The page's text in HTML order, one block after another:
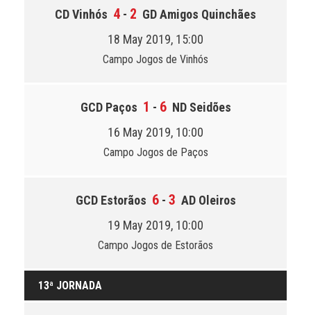
CD Vinhós 4 - 2 GD Amigos Quinchães
18 May 2019, 15:00
Campo Jogos de Vinhós
GCD Paços 1 - 6 ND Seidões
16 May 2019, 10:00
Campo Jogos de Paços
GCD Estorãos 6- 3 AD Oleiros
19 May 2019, 10:00
Campo Jogos de Estorãos
13ª JORNADA